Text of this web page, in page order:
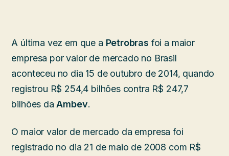
A última vez em que a Petrobras foi a maior
empresa por valor de mercado no Brasil
aconteceu no dia 15 de outubro de 2014, quando
registrou R$ 254,4 bilhões contra R$ 247,7
bilhões daAmbev.
O maior valor de mercado da empresa foi
registrado no dia 21 de maio de 2008 com R$